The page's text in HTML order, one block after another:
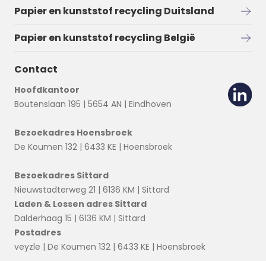
Papier en kunststof recycling Duitsland
Papier en kunststof recycling België
Contact
Hoofdkantoor
Boutenslaan 195 | 5654 AN | Eindhoven
Bezoekadres Hoensbroek
De Koumen 132 | 6433 KE | Hoensbroek
Bezoekadres Sittard
Nieuwstadterweg 21 | 6136 KM | Sittard
Laden & Lossen adres Sittard
Dalderhaag 15 | 6136 KM | Sittard
Postadres
veyzle | De Koumen 132 | 6433 KE | Hoensbroek